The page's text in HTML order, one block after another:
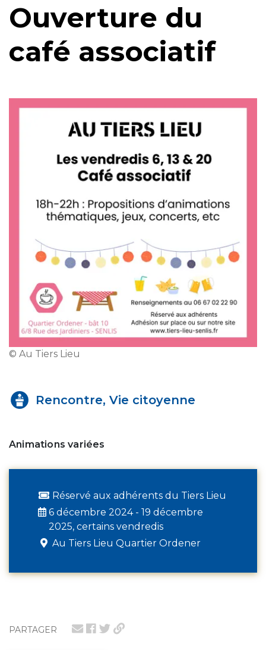
PARTAGER
Ouverture du
café associatif
© Au Tiers Lieu
Rencontre, Vie citoyenne
Animations variées
Réservé aux adhérents du Tiers Lieu
6 décembre 2024 - 19 décembre
2025, certains vendredis
Au Tiers Lieu Quartier Ordener